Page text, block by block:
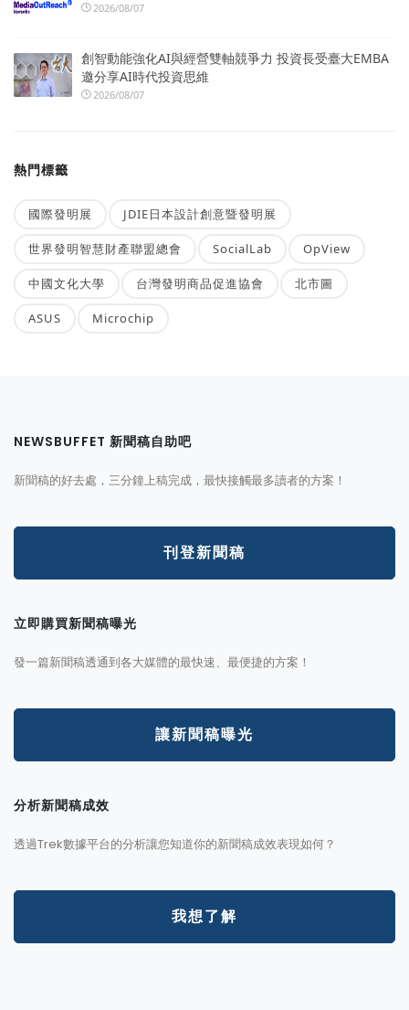
2026/08/07
創智動能強化AI與經營雙軸競爭力 投資長受臺大EMBA
邀分享AI時代投資思維
2026/08/07
熱門標籤
國際發明展 JDIE日本設計創意暨發明展
世界發明智慧財產聯盟總會 SocialLab OpView
中國文化大學 台灣發明商品促進協會 北市圖
ASUS Microchip
NEWSBUFFET 新聞稿自助吧
新聞稿的好去處，三分鐘上稿完成，最快接觸最多讀者的方案！
刊登新聞稿
立即購買新聞稿曝光
發一篇新聞稿透通到各大媒體的最快速、最便捷的方案！
讓新聞稿曝光
分析新聞稿成效
透過Trek數據平台的分析讓您知道你的新聞稿成效表現如何？
我想了解